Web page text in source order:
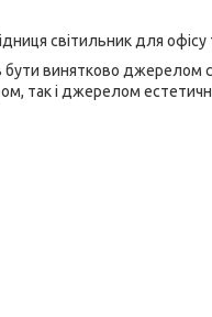
світильник для офісу
винятково джерелом
так і джерелом